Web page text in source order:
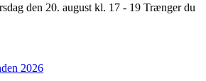
den 20. august kl. 17 - 19 Trænger du
2026